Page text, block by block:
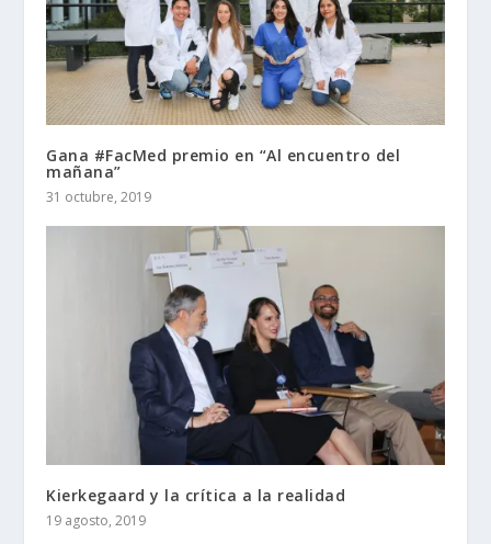
Gana #FacMed premio en “Al encuentro del
mañana”
31 octubre, 2019
Kierkegaard y la crítica a la realidad
19 agosto, 2019